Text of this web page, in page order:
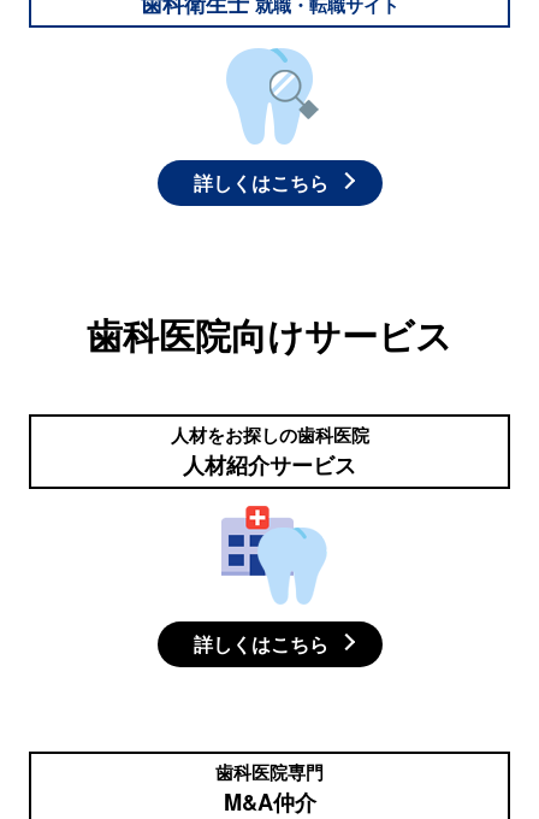
詳しくはこちら
歯科医院向けサービス
人材をお探しの歯科医院
人材紹介サービス
詳しくはこちら
歯科医院専門
M&A仲介